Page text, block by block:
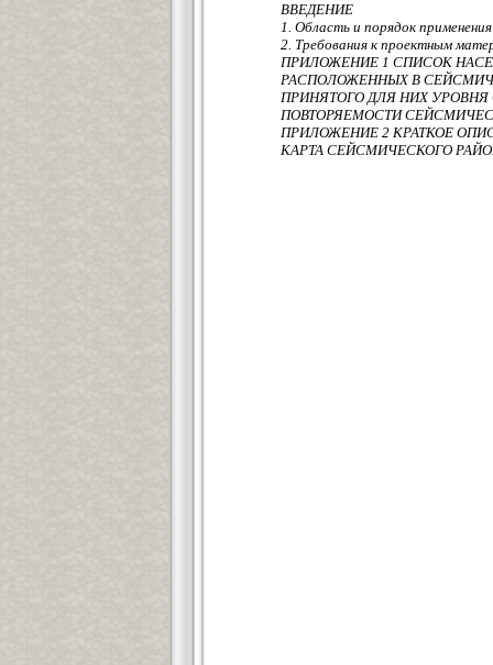
ВВЕДЕНИЕ
1. Область и порядок применения
2. Требования к проектным
ПРИЛОЖЕНИЕ 1 СПИСОК
РАСПОЛОЖЕННЫХ В
ПРИНЯТОГО ДЛЯ НИХ
ПОВТОРЯЕМОСТИ
ПРИЛОЖЕНИЕ 2 КРАТКОЕ
КАРТА СЕЙСМИЧЕСКОГО